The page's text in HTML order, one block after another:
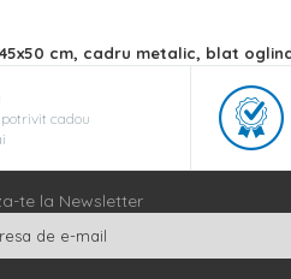
cm, cadru metalic, blat
cadou
te la Newsletter